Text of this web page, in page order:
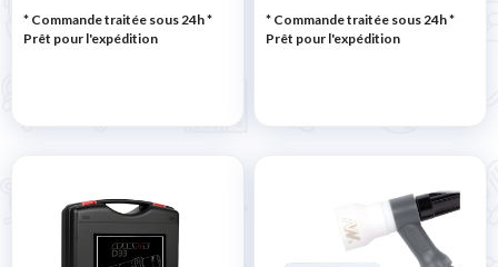
* Commande traitée sous 24h*
Prêt pour l'expédition
* Commande traitée sous 24h*
Prêt pour l'expédition